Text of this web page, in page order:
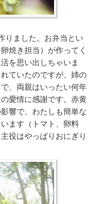
りました。お弁当とい
焼き担当）が作ってく
を思い出しちゃいま
ていたのですが、姉の
、両親はいったい何年
愛情に感謝です。赤黄
響で、わたしも簡単な
ます（トマト、卵料
役はやっぱりおにぎり